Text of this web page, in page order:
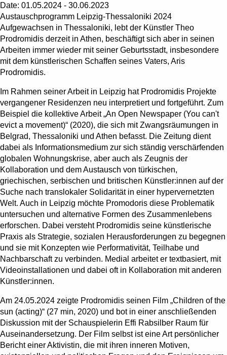
Date: 01.05.2024 - 30.06.2023
Austauschprogramm Leipzig-Thessaloniki 2024
Aufgewachsen in Thessaloniki, lebt der Künstler Theo
Prodromidis derzeit in Athen, beschäftigt sich aber in seinen
Arbeiten immer wieder mit seiner Geburtsstadt, insbesondere
mit dem künstlerischen Schaffen seines Vaters, Aris
Prodromidis.
Im Rahmen seiner Arbeit in Leipzig hat Prodromidis Projekte
vergangener Residenzen neu interpretiert und fortgeführt. Zum
Beispiel die kollektive Arbeit „An Open Newspaper (You can't
evict a movement)“ (2020), die sich mit Zwangsräumungen in
Belgrad, Thessaloniki und Athen befasst. Die Zeitung dient
dabei als Informationsmedium zur sich ständig verschärfenden
globalen Wohnungskrise, aber auch als Zeugnis der
Kollaboration und dem Austausch von türkischen,
griechischen, serbischen und britischen Künstler:innen auf der
Suche nach translokaler Solidarität in einer hypervernetzten
Welt. Auch in Leipzig möchte Promodoris diese Problematik
untersuchen und alternative Formen des Zusammenlebens
erforschen. Dabei versteht Prodromidis seine künstlerische
Praxis als Strategie, sozialen Herausforderungen zu begegnen
und sie mit Konzepten wie Performativität, Teilhabe und
Nachbarschaft zu verbinden. Medial arbeitet er textbasiert, mit
Videoinstallationen und dabei oft in Kollaboration mit anderen
Künstler:innen.
Am 24.05.2024 zeigte Prodromidis seinen Film „Children of the
sun (acting)“ (27 min, 2020) und bot in einer anschließenden
Diskussion mit der Schauspielerin Effi Rabsilber Raum für
Auseinandersetzung. Der Film selbst ist eine Art persönlicher
Bericht einer Aktivistin, die mit ihren inneren Motiven,